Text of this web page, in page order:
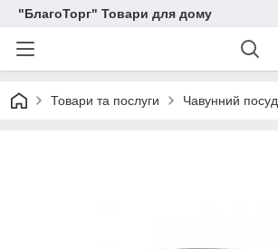
"БлагоТорг" Товари для дому
Товари та послуги Чавунний посуд